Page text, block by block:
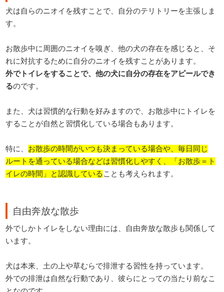
犬は自らのニオイを残すことで、自分のテリトリーを主張しま
す。
お散歩中に周囲のニオイを嗅ぎ、他の犬の存在を感じると、そ
れに対抗するために自分のニオイを残すことがあります。
外でトイレをすることで、他の犬に自分の存在をアピールでき
るのです。
また、犬は習慣的な行動を好みますので、お散歩中にトイレを
することが自然と習慣化している場合もあります。
特に、 お散歩の時間がいつも決まっている場合や、毎日同じ
ルートを通っている場合などは習慣化しやすく、「お散歩＝ト
イレの時間」と認識している ことも考えられます。
自由奔放な散歩
外でしかトイレをしない理由には、自由奔放な散歩も関係して
います。
犬は本来、土の上や草むらで排泄する習性を持っています。
外での排泄は自然な行動であり、彼らにとっての当たり前なこ